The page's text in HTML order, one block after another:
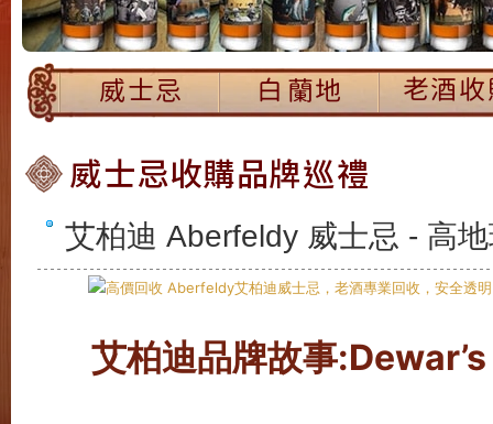
艾柏迪 Aberfeldy 威士忌 - 高
艾柏迪品牌故事